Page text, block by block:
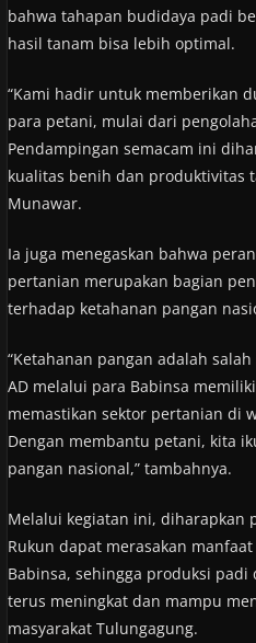
bahwa tahapan budidaya padi
hasil tanam bisa lebih optimal.
“Kami hadir untuk memberikan
para petani, mulai dari
Pendampingan semacam ini
kualitas benih dan produktivitas
Munawar.
Ia juga menegaskan bahwa
pertanian merupakan bagian
terhadap ketahanan pangan
“Ketahanan pangan adalah
AD melalui para Babinsa
memastikan sektor pertanian di
Dengan membantu petani, kita
pangan nasional,” tambahnya.
Melalui kegiatan ini, diharapkan
Rukun dapat merasakan
Babinsa, sehingga produksi
terus meningkat dan mampu
masyarakat Tulungagung.